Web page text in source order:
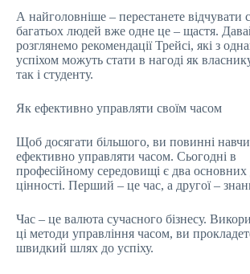
А найголовніше – перестанете відчувати
багатьох людей вже одне це – щастя.
розглянемо рекомендації Трейсі, які з
успіхом можуть стати в нагоді як
так і студенту.
Як ефективно управляти своїм часом
Щоб досягати більшого, ви повинні
ефективно управляти часом. Сьогодні в
професійному середовищі є два основних
цінності. Перший – це час, а другої –
Час – це валюта сучасного бізнесу.
ці методи управління часом, ви
швидкий шлях до успіху.